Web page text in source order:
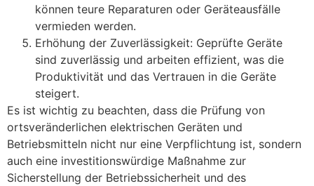
können teure Reparaturen oder Geräteausfälle
vermieden werden.
Erhöhung der Zuverlässigkeit: Geprüfte Geräte
sind zuverlässig und arbeiten effizient, was die
Produktivität und das Vertrauen in die Geräte
steigert.
Es ist wichtig zu beachten, dass die Prüfung von
ortsveränderlichen elektrischen Geräten und
Betriebsmitteln nicht nur eine Verpflichtung ist, sondern
auch eine investitionswürdige Maßnahme zur
Sicherstellung der Betriebssicherheit und des